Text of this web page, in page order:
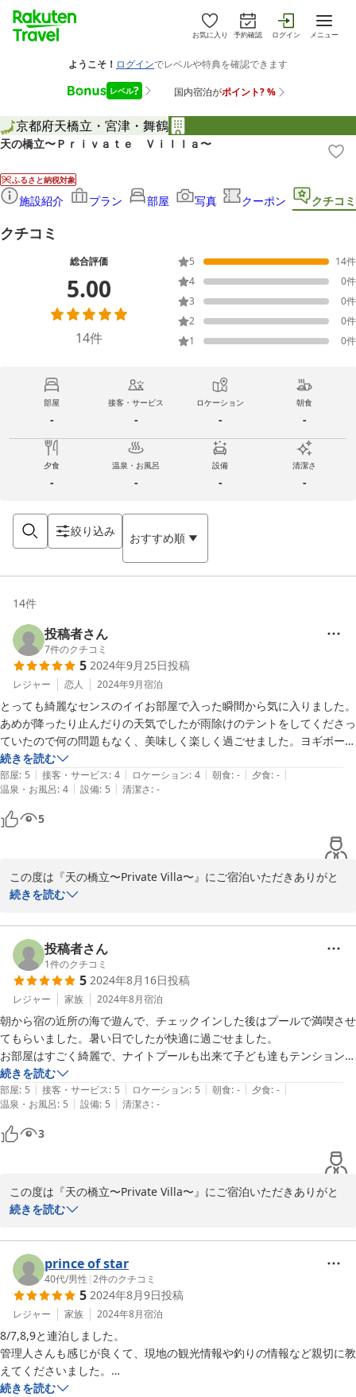
お気に入り 予約確認 ログイン メニュー
京都府天橋立・宮津・舞鶴
天の橋立〜Ｐｒｉｖａｔｅ Ｖｉｌｌａ〜
ふるさと納税対象
施設紹介 プラン 部屋 写真 クーポン クチコミ
クチコミ
総合評価
5.00
14件
5 14件
4
0件
3
0件
2
0件
1
0件
部屋
-
接客・サービス
-
ロケーション
-
朝食
-
夕食
-
温泉・お風呂
-
設備
-
清潔さ
-
絞り込み おすすめ順
14件
投稿者さん
7件のクチコミ
5 2024年9月25日投稿
レジャー 恋人 2024年9月宿泊
とっても綺麗なセンスのイイお部屋で入った瞬間から気に入りました。
あめが降ったり止んだりの天気でしたが雨除けのテントをしてくださっ
ていたので何の問題もなく、美味しく楽しく過ごせました。ヨギボーも
初めての使用でしたが正直欲しくなりました。
一点だけ、シャワーが水しか出なかったのでちょい寒でした。
総合的に素敵な時間を過ごせたのでリピしたいです。
続きを読む
部屋: 5 | 接客・サービス: 4 | ロケーション: 4 | 朝食: - | 夕食: - |
温泉・お風呂: 4 | 設備: 5 | 清潔さ: -
5
この度は『天の橋立〜Private Villa〜』にご宿泊いただきありがと
うございました。
お褒めの言葉ありがとうございます。
シャワーの件につきましては、確認したところ、給湯器の電源が切
れておりました。
ご宿泊時に不具合等お困りごとがございましたら、担当者にご連絡
いただきますようお願いいたします。
引き続きご愛顧のほどよろしくお願いいたします。
2024-09-25
続きを読む
投稿者さん
1件のクチコミ
5 2024年8月16日投稿
レジャー 家族 2024年8月宿泊
朝から宿の近所の海で遊んで、チェックインした後はプールで満喫させ
てもらいました。暑い日でしたが快適に過ごせました。
お部屋はすごく綺麗で、ナイトプールも出来て子ども達もテンション上
がりっぱなし、家族全員大満足でした。
是非またリピートしたいです！
続きを読む
部屋: 5 | 接客・サービス: 5 | ロケーション: 5 | 朝食: - | 夕食: - |
温泉・お風呂: 5 | 設備: 5 | 清潔さ: -
3
この度は『天の橋立〜Private Villa〜』にご宿泊いただきありがと
うございました。
お褒めの言葉ありがとうございます。
快適にお過ごしいただけて幸いです。
引き続きご愛顧のほどよろしくお願いいたします。
2024-08-16
続きを読む
prince of star
40代/男性 |2件のクチコミ
5 2024年8月9日投稿
レジャー 家族 2024年8月宿泊
8/7,8,9と連泊しました。
管理人さんも感じが良くて、現地の観光情報や釣りの情報など親切に教
えてくださいました。
目の前の海で釣りが出来ます！キスが釣れました！
続きを読む